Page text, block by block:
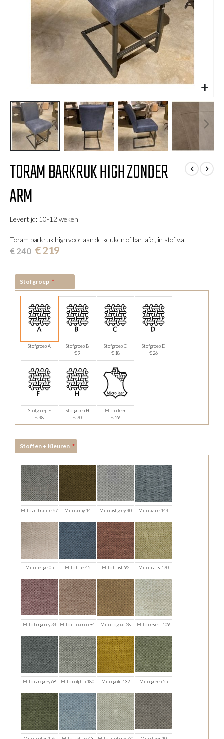
naar
het
begin
van
afbeeldingen-
TORAM BARKRUK HIGH ZONDER
ARM
Levertijd: 10-12 weken
Toram barkruk high voor aan de keuken of bartafel, in stof v.a.
€ 240 € 219
Stofgroep
Stofgroep A
Stofgroep B
€ 9
Stofgroep C
€ 18
Stofgroep D
€ 26
Stofgroep F
€ 48
Stofgroep H
€ 70
Micro leer
€ 59
Stoffen + Kleuren
Mito anthracite 67 Mito army 14 Mito ashgrey 40 Mito azure 144
Mito beige 05 Mito blue 45 Mito blush 92 Mito brass 170
Mito burgundy 34 Mito cinnamon 94 Mito cognac 28 Mito desert 109
Mito darkgrey 68 Mito dolphin 180 Mito gold 132 Mito green 55